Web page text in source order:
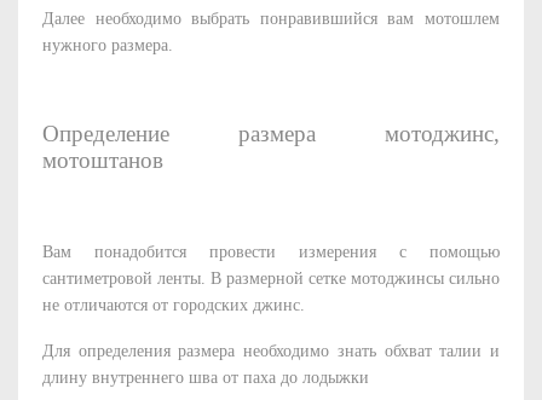
Далее необходимо выбрать понравившийся вам мотошлем
нужного размера.
Определение размера мотоджинс,
мотоштанов
Вам понадобится провести измерения с помощью
сантиметровой ленты. В размерной сетке мотоджинсы сильно
не отличаются от городских джинс.
Для определения размера необходимо знать обхват талии и
длину внутреннего шва от паха до лодыжки